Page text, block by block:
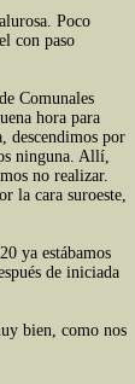
Poco
con paso
Comunales
hora para
descendimos por
ninguna. Allí,
no realizar.
la cara suroeste,
ya estábamos
de iniciada
bien, como nos